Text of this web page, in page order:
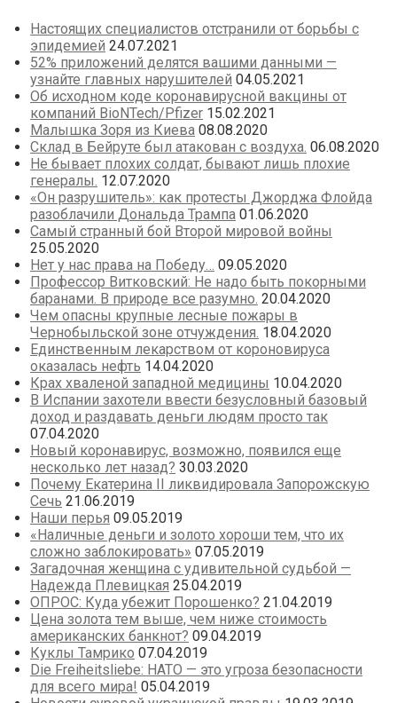
Настоящих специалистов отстранили от борьбы с
эпидемией 24.07.2021
52% приложений делятся вашими данными —
узнайте главных нарушителей 04.05.2021
Об исходном коде коронавирусной вакцины от
компаний BioNTech/Pfizer 15.02.2021
Малышка Зоря из Киева 08.08.2020
Склад в Бейруте был атакован с воздуха. 06.08.2020
Не бывает плохих солдат, бывают лишь плохие
генералы. 12.07.2020
«Он разрушитель»: как протесты Джорджа Флойда
разоблачили Дональда Трампа 01.06.2020
Самый странный бой Второй мировой войны
25.05.2020
Нет у нас права на Победу… 09.05.2020
Профессор Витковский: Не надо быть покорными
баранами. В природе все разумно. 20.04.2020
Чем опасны крупные лесные пожары в
Чернобыльской зоне отчуждения. 18.04.2020
Единственным лекарством от короновируса
оказалась нефть 14.04.2020
Крах хваленой западной медицины 10.04.2020
В Испании захотели ввести безусловный базовый
доход и раздавать деньги людям просто так
07.04.2020
Новый коронавирус, возможно, появился еще
несколько лет назад? 30.03.2020
Почему Екатерина II ликвидировала Запорожскую
Сечь 21.06.2019
Наши перья 09.05.2019
«Наличные деньги и золото хороши тем, что их
сложно заблокировать» 07.05.2019
Загадочная женщина с удивительной судьбой —
Надежда Плевицкая 25.04.2019
ОПРОС: Куда убежит Порошенко? 21.04.2019
Цена золота тем выше, чем ниже стоимость
американских банкнот? 09.04.2019
Куклы Тамрико 07.04.2019
Die Freiheitsliebe: НАТО — это угроза безопасности
для всего мира! 05.04.2019